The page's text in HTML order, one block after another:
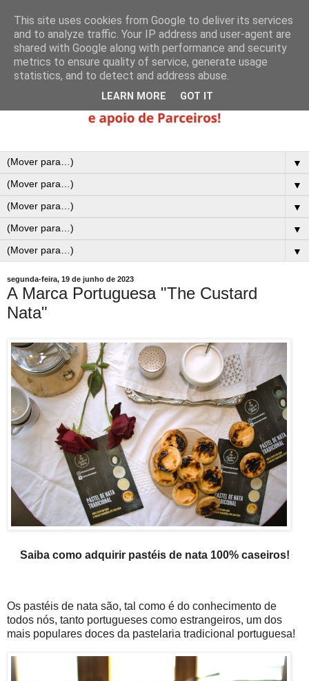
▼
▼
▼
▼
▼
segunda-feira, 19 de junho de 2023
A Marca Portuguesa "The Custard
Nata"
Saiba como adquirir pastéis de nata 100% caseiros!
Os pastéis de nata são, tal como é do conhecimento de
todos nós, tanto portugueses como estrangeiros, um dos
mais populares doces da pastelaria tradicional portuguesa!
This site uses cookies from Google to deliver its services
and to analyze traffic. Your IP address and user-agent are
shared with Google along with performance and security
metrics to ensure quality of service, generate usage
statistics, and to detect and address abuse.
LEARN MORE GOT IT